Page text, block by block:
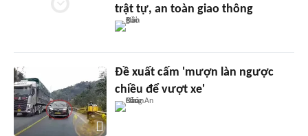
trật tự, an toàn giao thông
Đề xuất cấm 'mượn làn ngược
chiều để vượt xe'